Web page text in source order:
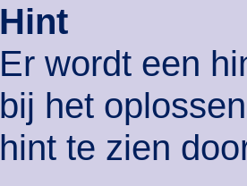
Hint
Er wordt een
bij het
hint te zien